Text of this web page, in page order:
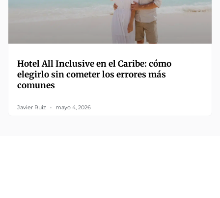
Hotel All Inclusive en el Caribe: cómo
elegirlo sin cometer los errores más
comunes
Javier Ruiz mayo 4, 2026